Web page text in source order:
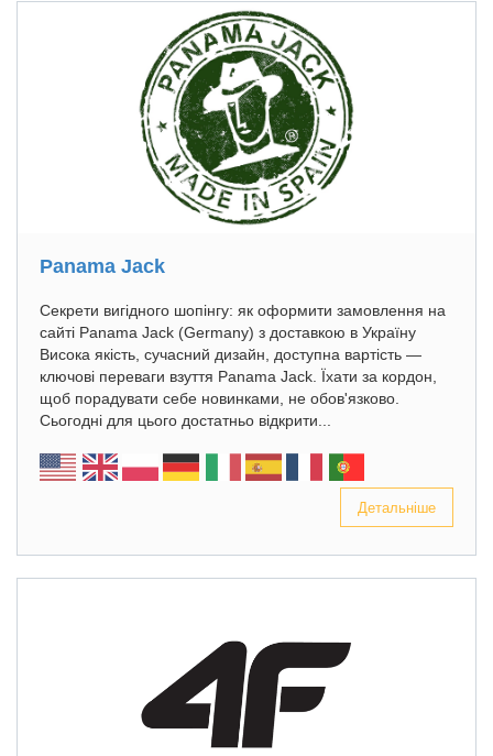
Panama Jack
Секрети вигідного шопінгу: як оформити замовлення на
сайті Panama Jack (Germany) з доставкою в Україну
Висока якість, сучасний дизайн, доступна вартість —
ключові переваги взуття Panama Jack. Їхати за кордон,
щоб порадувати себе новинками, не обов'язково.
Сьогодні для цього достатньо відкрити...
Детальніше